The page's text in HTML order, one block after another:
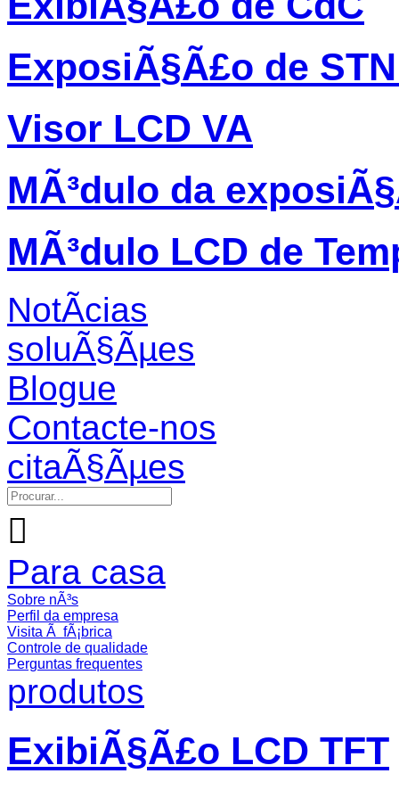
ExposiÃ§Ã£o de
Visor LCD VA
MÃ³dulo da
MÃ³dulo LCD de
NotÃ­cias
soluÃ§Ãµes
Blogue
Contacte-nos
citaÃ§Ãµes

Para casa
Sobre nÃ³s
Perfil da empresa
Visita Ã fÃ¡brica
Controle de qualidade
Perguntas frequentes
produtos
ExibiÃ§Ã£o LCD TFT